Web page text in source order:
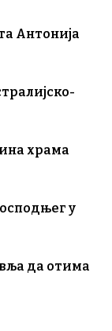
Антонија
храма
у
да отима